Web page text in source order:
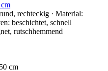
rechteckig · Material:
beschichtet, schnell
rutschhemmend